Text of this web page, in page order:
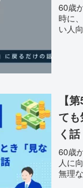
60歳
時に
い人向
【
て
く話
60歳
人に
無理